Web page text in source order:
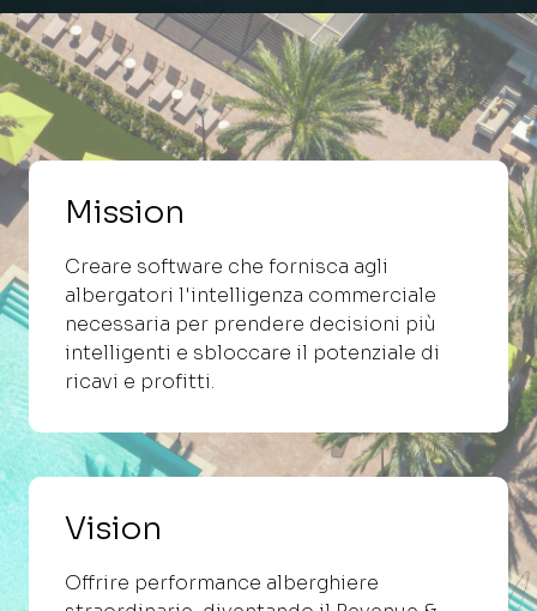
Mission
Creare software che fornisca agli
albergatori l'intelligenza commerciale
necessaria per prendere decisioni più
intelligenti e sbloccare il potenziale di
ricavi e profitti.
Vision
Offrire performance alberghiere